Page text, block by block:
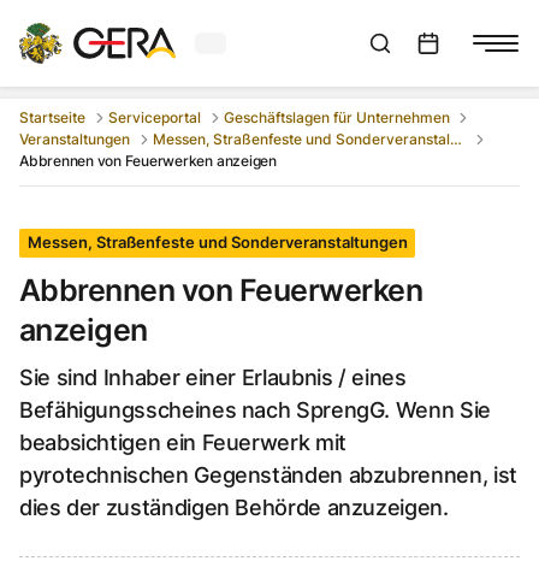
Aktuelles Wetter in GeraSuchleiste anzeigen
Startseite Serviceportal
Geschäftslagen für Unternehmen
Veranstaltungen
Messen, Straßenfeste und Sonderveranstaltungen
Abbrennen von Feuerwerken anzeigen
Messen, Straßenfeste und Sonderveranstaltungen
Abbrennen von Feuerwerken
anzeigen
Sie sind Inhaber einer Erlaubnis / eines
Befähigungsscheines nach SprengG. Wenn Sie
beabsichtigen ein Feuerwerk mit
pyrotechnischen Gegenständen abzubrennen, ist
dies der zuständigen Behörde anzuzeigen.